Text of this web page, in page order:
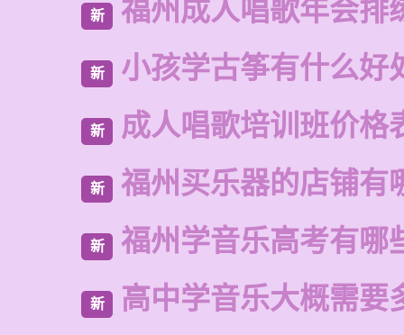
新 福州成人唱歌年会排
新 小孩学古筝有什么好
新 成人唱歌培训班价格
新 福州买乐器的店铺有
新 福州学音乐高考有哪
新 高中学音乐大概需要